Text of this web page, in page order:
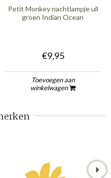
Petit Monkey nachtlampje uil
groen Indian Ocean
€9,95
Toevoegen aan
winkelwagen